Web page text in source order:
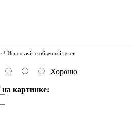
Используйте обычный текст.
Хорошо
картинке: